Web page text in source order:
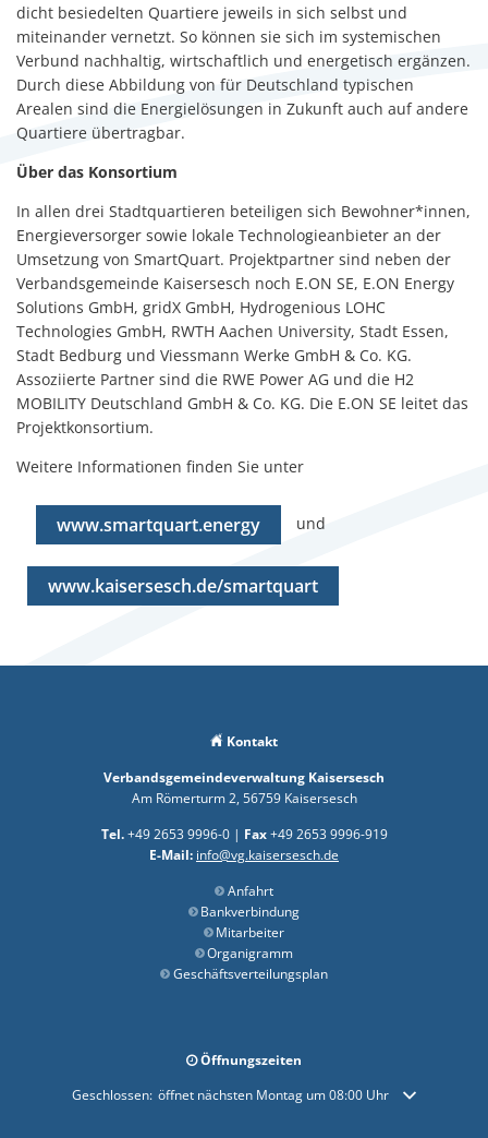
dicht besiedelten Quartiere jeweils in sich selbst und
miteinander vernetzt. So können sie sich im systemischen
Verbund nachhaltig, wirtschaftlich und energetisch ergänzen.
Durch diese Abbildung von für Deutschland typischen
Arealen sind die Energielösungen in Zukunft auch auf andere
Quartiere übertragbar.
Über das Konsortium
In allen drei Stadtquartieren beteiligen sich Bewohner*innen,
Energieversorger sowie lokale Technologieanbieter an der
Umsetzung von SmartQuart. Projektpartner sind neben der
Verbandsgemeinde Kaisersesch noch E.ON SE, E.ON Energy
Solutions GmbH, gridX GmbH, Hydrogenious LOHC
Technologies GmbH, RWTH Aachen University, Stadt Essen,
Stadt Bedburg und Viessmann Werke GmbH & Co. KG.
Assoziierte Partner sind die RWE Power AG und die H2
MOBILITY Deutschland GmbH & Co. KG. Die E.ON SE leitet das
Projektkonsortium.
Weitere Informationen finden Sie unter
www.smartquart.energy und
www.kaisersesch.de/smartquart
Kontakt
Verbandsgemeindeverwaltung Kaisersesch
Am Römerturm 2, 56759 Kaisersesch
Tel.+49 2653 9996-0 | Fax+49 2653 9996-919
E-Mail: info@vg.kaisersesch.de
Anfahrt
Bankverbindung
Mitarbeiter
Organigramm
Geschäftsverteilungsplan
Öffnungszeiten
Klicken, um weitere Öffnungs- oder Schließzeiten auszublenden
Geschlossen: öffnet nächsten Montag um 08:00 Uhr